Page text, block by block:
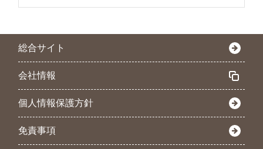
総合サイト
会社情報
個人情報保護方針
免責事項